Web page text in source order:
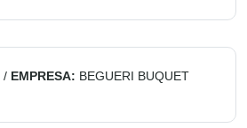
/ EMPRESA: BEGUERI BUQUET